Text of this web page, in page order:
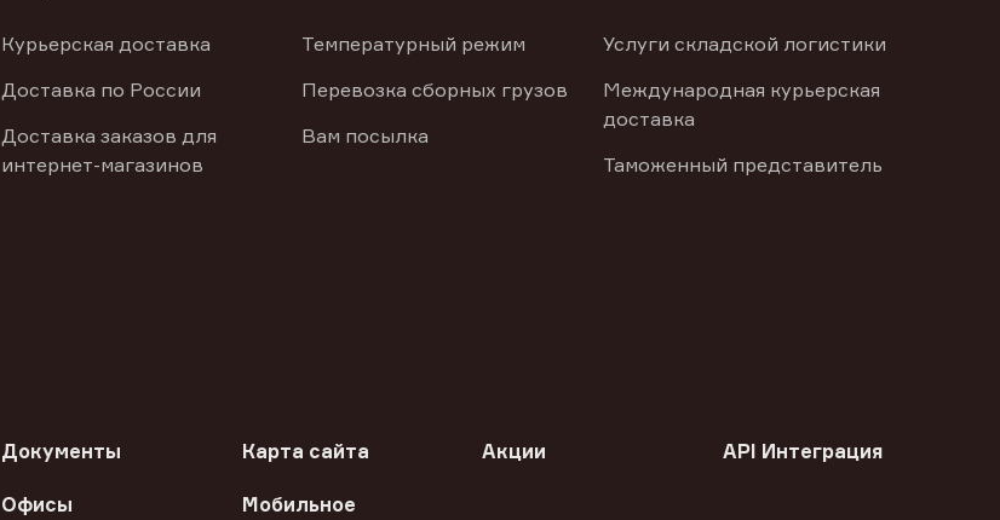
Курьерская доставка
Доставка по России
Доставка заказов для
интернет-магазинов
Температурный режим
Перевозка сборных грузов
Вам посылка
Услуги складской логистики
Международная курьерская
доставка
Таможенный представитель
Документы Карта сайта Акции API Интеграция
Офисы
Мобильное